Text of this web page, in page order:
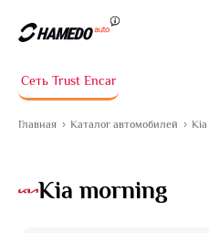
Сеть Trust Encar
Главная Каталог автомобилей Kia
Kia morning